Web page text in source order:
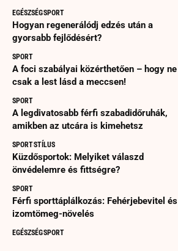
EGÉSZSÉGSPORT
Hogyan regenerálódj edzés után a
gyorsabb fejlődésért?
SPORT
A foci szabályai közérthetően – hogy ne
csak a lest lásd a meccsen!
SPORT
A legdivatosabb férfi szabadidőruhák,
amikben az utcára is kimehetsz
SPORTSTÍLUS
Küzdősportok: Melyiket válaszd
önvédelemre és fittségre?
SPORT
Férfi sporttáplálkozás: Fehérjebevitel és
izomtömeg-növelés
EGÉSZSÉGSPORT